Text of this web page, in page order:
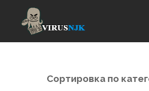
Сортировка по